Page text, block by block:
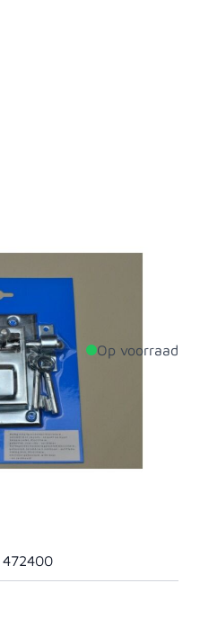
sleutel. 85x115 mm.
Op voorraad
85mm
115mm
472400